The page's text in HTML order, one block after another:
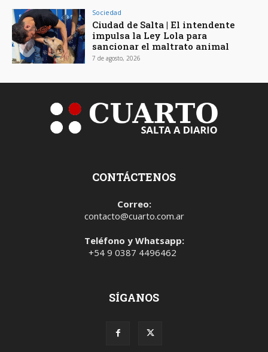
Sociedad
Ciudad de Salta | El intendente
impulsa la Ley Lola para
sancionar el maltrato animal
7 de agosto, 2026
CONTÁCTENOS
Correo:
contacto@cuarto.com.ar
Teléfono y Whatsapp:
+54 9 0387 4496462
SÍGANOS